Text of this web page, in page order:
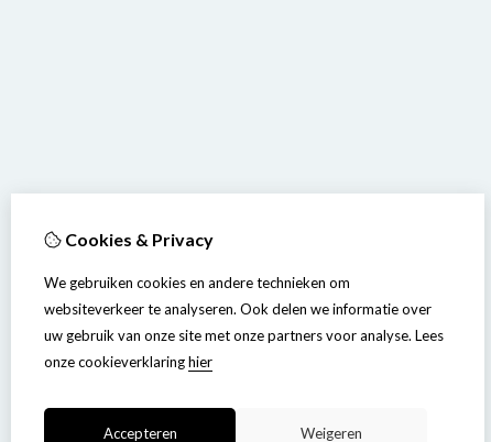
Cookies & Privacy
We gebruiken cookies en andere technieken om
websiteverkeer te analyseren. Ook delen we informatie over
uw gebruik van onze site met onze partners voor analyse. Lees
onze cookieverklaringhier
Accepteren Weigeren